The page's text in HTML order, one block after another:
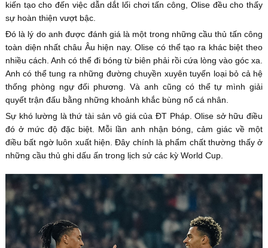
kiến tạo cho đến việc dẫn dắt lối chơi tấn công, Olise đều cho thấy
sự hoàn thiện vượt bậc.
Đó là lý do anh được đánh giá là một trong những cầu thủ tấn công
toàn diện nhất châu Âu hiện nay. Olise có thể tạo ra khác biệt theo
nhiều cách. Anh có thể đi bóng từ biên phải rồi cứa lòng vào góc xa.
Anh có thể tung ra những đường chuyền xuyên tuyến loại bỏ cả hệ
thống phòng ngự đối phương. Và anh cũng có thể tự mình giải
quyết trận đấu bằng những khoảnh khắc bùng nổ cá nhân.
Sự khó lường là thứ tài sản vô giá của ĐT Pháp. Olise sở hữu điều
đó ở mức độ đặc biệt. Mỗi lần anh nhận bóng, cảm giác về một
điều bất ngờ luôn xuất hiện. Đây chính là phẩm chất thường thấy ở
những cầu thủ ghi dấu ấn trong lịch sử các kỳ World Cup.